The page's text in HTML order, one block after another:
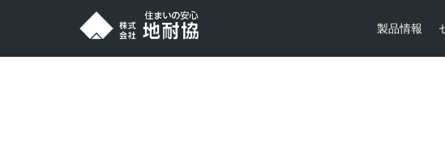
製品情報
NEWS
GW休業に伴う耐Ｑパネル資材配送スケジュールのお知